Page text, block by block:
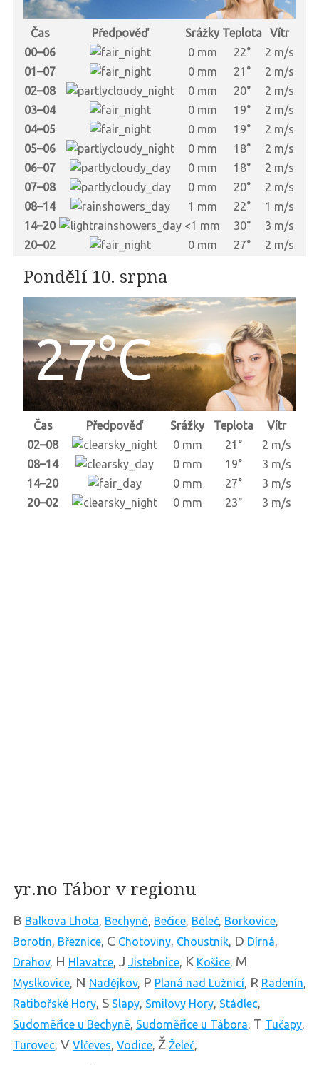
Čas Předpověď Srážky Teplota
Vítr
00–06
0 mm 22°
2 m/s
01–07
0 mm 21°
2 m/s
02–08
0 mm 20°
2 m/s
03–04
0 mm 19°
2 m/s
04–05
0 mm 19°
2 m/s
05–06
0 mm 18°
2 m/s
06–07
0 mm 18°
2 m/s
07–08
0 mm 20°
2 m/s
08–14
1 mm 22°
1 m/s
14–20
<1 mm 30°
3 m/s
20–02
0 mm 27° 2 m/s
Pondělí 10. srpna
27°C
Čas Předpověď Srážky Teplota
Vítr
02–08
0 mm 21°
2 m/s
08–14
0 mm 19°
3 m/s
14–20
0 mm 27°
3 m/s
20–02
0 mm 23° 3 m/s
yr.no Tábor v regionu
B Balkova Lhota, Bechyně, Bečice, Běleč, Borkovice,
Borotín, Březnice, C Chotoviny, Choustník, D Dírná,
Drahov, H Hlavatce, J Jistebnice, K Košice, M
Myslkovice, N Nadějkov, P Planá nad Lužnicí, R Radenín,
Ratibořské Hory, S Slapy, Smilovy Hory, Stádlec,
Sudoměřice u Bechyně, Sudoměřice u Tábora, T Tučapy,
Turovec, V Vlčeves, Vodice, Ž Želeč,